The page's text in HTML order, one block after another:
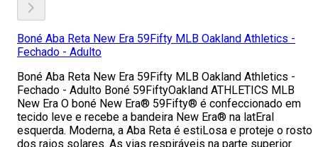
Boné Aba Reta New Era 59Fifty MLB Oakland Athletics -
Fechado - Adulto
Boné Aba Reta New Era 59Fifty MLB Oakland Athletics -
Fechado - Adulto Boné 59FiftyOakland ATHLETICS MLB
New Era O boné New Era® 59Fifty® é confeccionado em
tecido leve e recebe a bandeira New Era® na latEral
esquerda. Moderna, a Aba Reta é estiLosa e proteje o rosto
dos raios solares. As vias respiráveis na parte superior